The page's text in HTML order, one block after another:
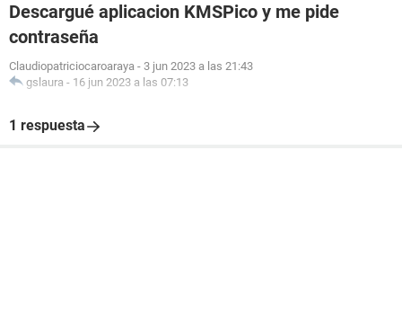
Descargué aplicacion KMSPico y me pide
contraseña
Claudiopatriciocaroaraya - 3 jun 2023 a las 21:43
gslaura - 16 jun 2023 a las 07:13
1 respuesta